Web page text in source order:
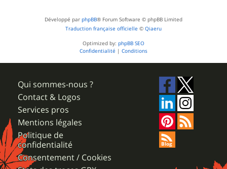
Développé par phpBB® Forum Software © phpBB Limited
Traduction française officielle © Qiaeru
Optimized by: phpBB SEO
Confidentialité | Conditions
Qui sommes-nous ?
Contact & Logos
Services pros
Mentions légales
Politique de
confidentialité
Consentement / Cookies